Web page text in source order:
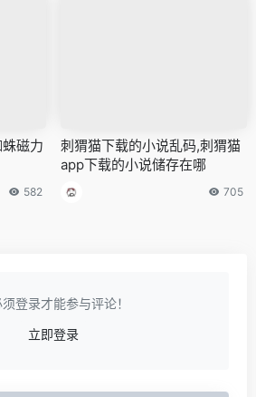
磁力
582
刺猬猫下载的小说乱码,刺猬猫
app下载的小说储存在哪
705
登录才能参与评论！
立即登录